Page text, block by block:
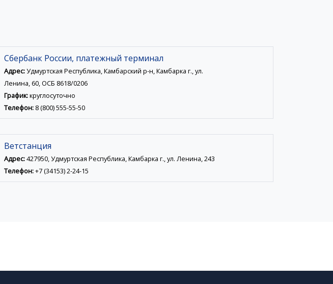
Сбербанк России, платежный терминал
Адрес:Удмуртская Республика, Камбарский р-н, Камбарка г., ул.
Ленина, 60, ОСБ 8618/0206
График:круглосуточно
Телефон: 8 (800) 555-55-50
Ветстанция
Адрес:427950, Удмуртская Республика, Камбарка г., ул. Ленина, 243
Телефон:+7 (34153) 2-24-15